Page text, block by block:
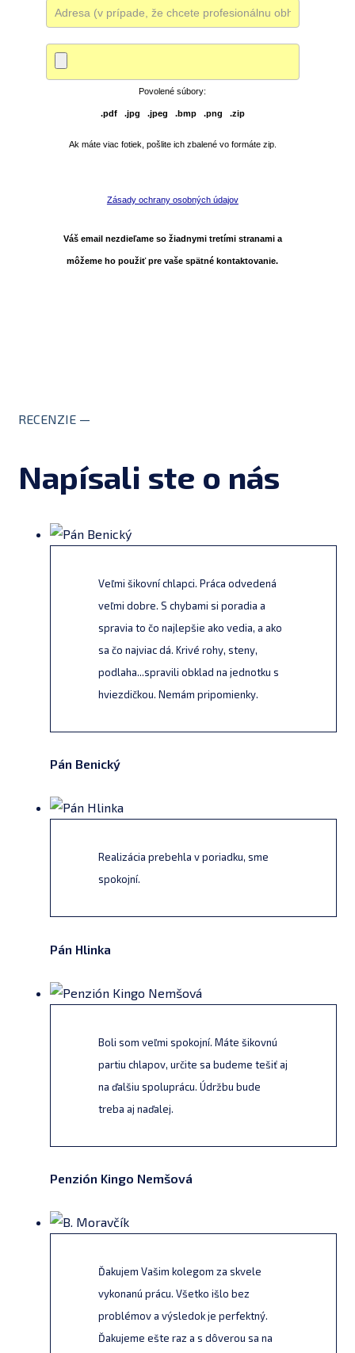
Povolené súbory:
.pdf .jpg .jpeg .bmp .png .zip
Ak máte viac fotiek, pošlite ich zbalené vo formáte zip.
Zásady ochrany osobných údajov
Váš email nezdieľame so žiadnymi tretími stranami a
môžeme ho použiť pre vaše spätné kontaktovanie.
RECENZIE —
Napísali ste o nás
Veľmi šikovní chlapci. Práca odvedená
veľmi dobre. S chybami si poradia a
spravia to čo najlepšie ako vedia, a ako
sa čo najviac dá. Krivé rohy, steny,
podlaha...spravili obklad na jednotku s
hviezdičkou. Nemám pripomienky.
Pán Benický
Realizácia prebehla v poriadku, sme
spokojní.
Pán Hlinka
Boli som veľmi spokojní. Máte šikovnú
partiu chlapov, určite sa budeme tešiť aj
na ďalšiu spoluprácu. Údržbu bude
treba aj naďalej.
Penzión Kingo Nemšová
Ďakujem Vašim kolegom za skvele
vykonanú prácu. Všetko išlo bez
problémov a výsledok je perfektný.
Ďakujeme ešte raz a s dôverou sa na